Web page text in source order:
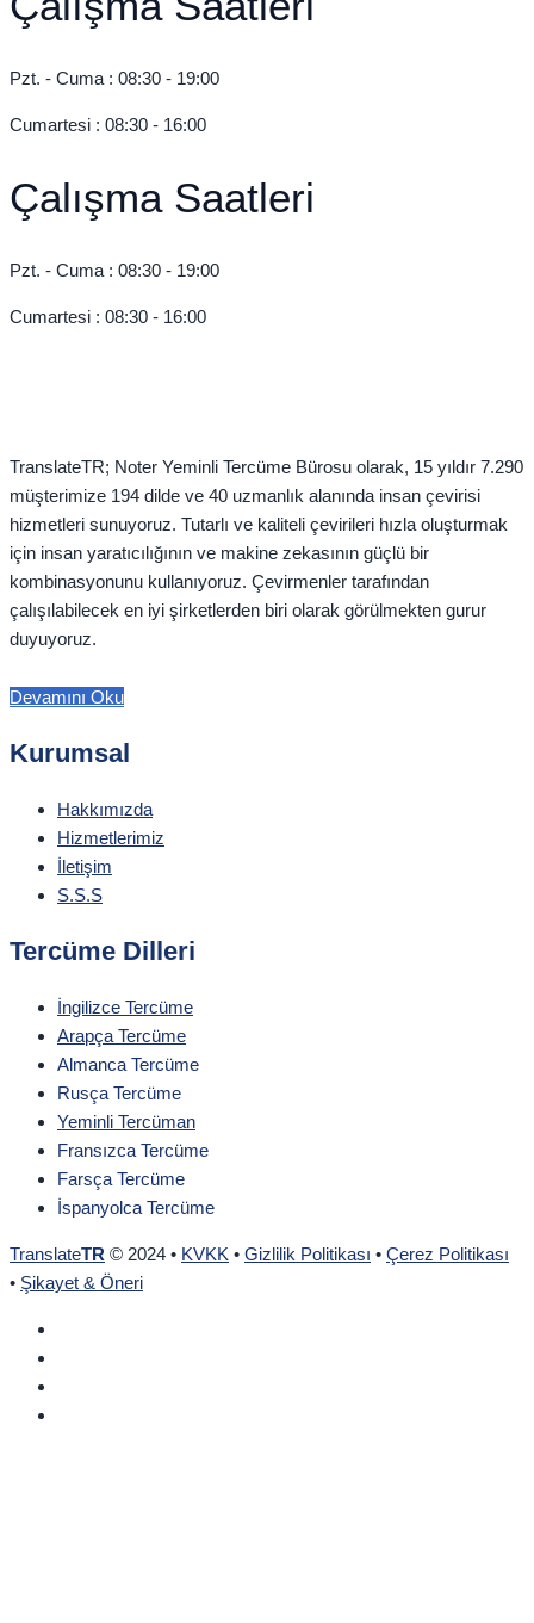
Pzt. - Cuma : 08:30 - 19:00
Cumartesi : 08:30 - 16:00
Çalışma Saatleri
Pzt. - Cuma : 08:30 - 19:00
Cumartesi : 08:30 - 16:00
TranslateTR; Noter Yeminli Tercüme Bürosu olarak, 15 yıldır 7.290
müşterimize 194 dilde ve 40 uzmanlık alanında insan çevirisi
hizmetleri sunuyoruz. Tutarlı ve kaliteli çevirileri hızla oluşturmak
için insan yaratıcılığının ve makine zekasının güçlü bir
kombinasyonunu kullanıyoruz. Çevirmenler tarafından
çalışılabilecek en iyi şirketlerden biri olarak görülmekten gurur
duyuyoruz.
Devamını Oku
Kurumsal
Hakkımızda
Hizmetlerimiz
İletişim
S.S.S
Tercüme Dilleri
İngilizce Tercüme
Arapça Tercüme
Almanca Tercüme
Rusça Tercüme
Yeminli Tercüman
Fransızca Tercüme
Farsça Tercüme
İspanyolca Tercüme
TranslateTR © 2024 • KVKK • Gizlilik Politikası • Çerez Politikası
• Şikayet & Öneri